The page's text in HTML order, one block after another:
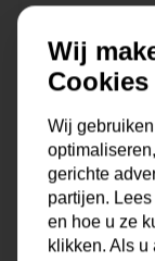
Wij
Cookies
Wij
gerichte
partijen.
en hoe u ze
klikken. Als u